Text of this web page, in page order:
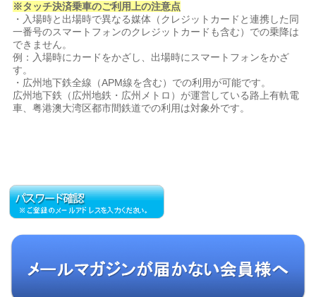
※タッチ決済乗車のご利用上の注意点
・入場時と出場時で異なる媒体（クレジットカードと連携した同
一番号のスマートフォンのクレジットカードも含む）での乗降は
できません。
例：入場時にカードをかざし、出場時にスマートフォンをかざ
す。
・広州地下鉄全線（APM線を含む）での利用が可能です。
広州地下鉄（広州地鉄・広州メトロ）が運営している路上有軌電
車、粤港澳大湾区都市間鉄道での利用は対象外です。